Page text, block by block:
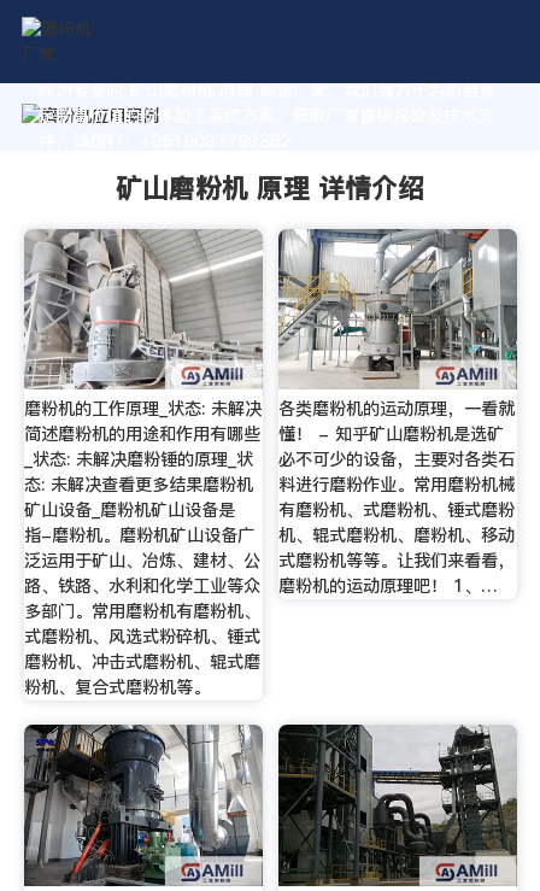
作为专业的 矿山磨粉机 原理 制造厂家，我们致力于为您量身
定制高价值的粉体加工系统方案。获取厂家直销报价及技术支
矿山磨粉机 原理 详情介绍
磨粉机的工作原理_状态: 未解决
简述磨粉机的用途和作用有哪些
_状态: 未解决磨粉锤的原理_状
态: 未解决查看更多结果磨粉机
矿山设备_磨粉机矿山设备是
指-磨粉机。磨粉机矿山设备广
泛运用于矿山、冶炼、建材、公
路、铁路、水利和化学工业等众
多部门。常用磨粉机有磨粉机、
式磨粉机、风选式粉碎机、锤式
磨粉机、冲击式磨粉机、辊式磨
粉机、复合式磨粉机等。
各类磨粉机的运动原理，一看就
懂！ - 知乎矿山磨粉机是选矿
必不可少的设备，主要对各类石
料进行磨粉作业。常用磨粉机械
有磨粉机、式磨粉机、锤式磨粉
机、辊式磨粉机、磨粉机、移动
式磨粉机等等。让我们来看看，
磨粉机的运动原理吧！ 1、…